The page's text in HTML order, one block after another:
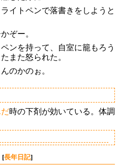
イトペンで落書きをしようと
ぞー。
ンを持って、自室に籠もろう
また怒られた。
のかのぉ。
時の下剤が効いている。体調
[長年日記]